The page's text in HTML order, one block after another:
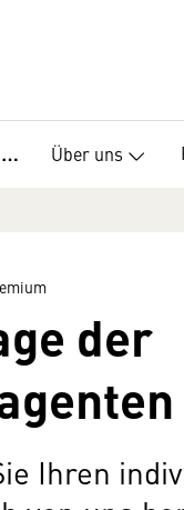
Handelsagenten, Landesgremium Über uns
der
Ihren